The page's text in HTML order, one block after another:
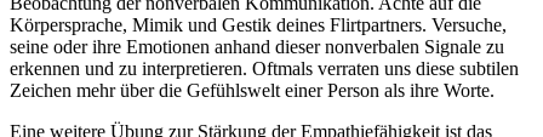
Körpersprache, Mimik und Gestik deines Flirtpartners. Versuche,
seine oder ihre Emotionen anhand dieser nonverbalen Signale zu
erkennen und zu interpretieren. Oftmals verraten uns diese subtilen
Zeichen mehr über die Gefühlswelt einer Person als ihre Worte.
Eine weitere Übung zur Stärkung der Empathiefähigkeit ist das